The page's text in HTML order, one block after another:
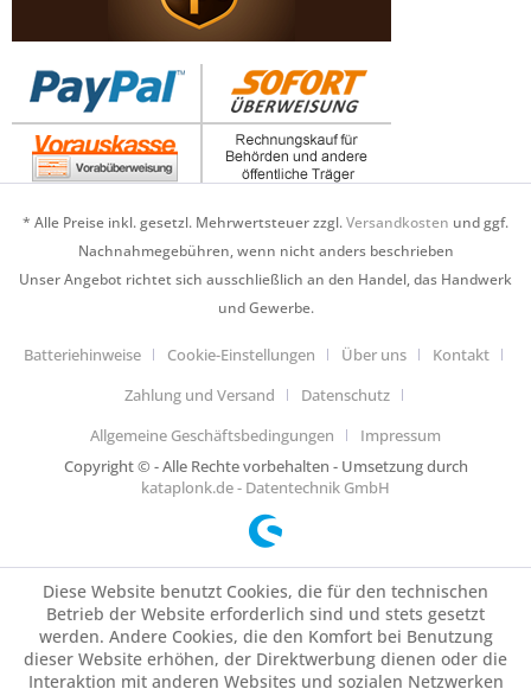
* Alle Preise inkl. gesetzl. Mehrwertsteuer zzgl.Versandkosten und ggf.
Nachnahmegebühren, wenn nicht anders beschrieben
Unser Angebot richtet sich ausschließlich an den Handel, das Handwerk
und Gewerbe.
Batteriehinweise Cookie-Einstellungen Über uns
Kontakt
Zahlung und Versand
Datenschutz
Allgemeine Geschäftsbedingungen
Impressum
Copyright © - Alle Rechte vorbehalten - Umsetzung durch
kataplonk.de - Datentechnik GmbH
Diese Website benutzt Cookies, die für den technischen
Betrieb der Website erforderlich sind und stets gesetzt
werden. Andere Cookies, die den Komfort bei Benutzung
dieser Website erhöhen, der Direktwerbung dienen oder die
Interaktion mit anderen Websites und sozialen Netzwerken